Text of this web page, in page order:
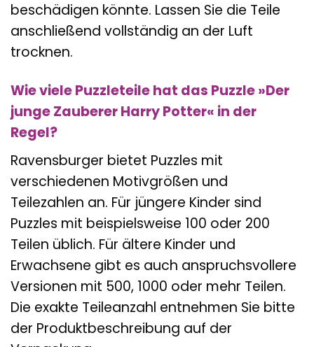
beschädigen könnte. Lassen Sie die Teile
anschließend vollständig an der Luft
trocknen.
Wie viele Puzzleteile hat das Puzzle »Der
junge Zauberer Harry Potter« in der
Regel?
Ravensburger bietet Puzzles mit
verschiedenen Motivgrößen und
Teilezahlen an. Für jüngere Kinder sind
Puzzles mit beispielsweise 100 oder 200
Teilen üblich. Für ältere Kinder und
Erwachsene gibt es auch anspruchsvollere
Versionen mit 500, 1000 oder mehr Teilen.
Die exakte Teileanzahl entnehmen Sie bitte
der Produktbeschreibung auf der